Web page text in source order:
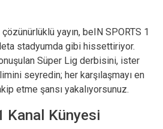
yayın, beIN SPORTS 1
stadyumda gibi hissettiriyor.
Süper Lig derbisini, ister
seyredin; her karşılaşmayı en
etme şansı yakalıyorsunuz.
Kanal Künyesi